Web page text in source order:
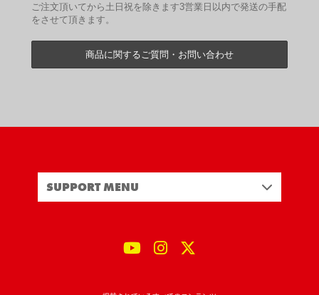
ご注文頂いてから土日祝を除きます3営業日以内で発送の手配
をさせて頂きます。
商品に関するご質問・お問い合わせ
SUPPORT MENU